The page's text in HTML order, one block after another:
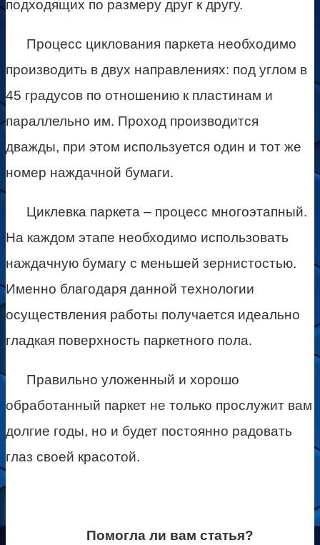
подходящих по размеру друг к другу.
Процесс циклования паркета необходимо
производить в двух направлениях: под углом в
45 градусов по отношению к пластинам и
параллельно им. Проход производится
дважды, при этом используется один и тот же
номер наждачной бумаги.
Циклевка паркета – процесс многоэтапный.
На каждом этапе необходимо использовать
наждачную бумагу с меньшей зернистостью.
Именно благодаря данной технологии
осуществления работы получается идеально
гладкая поверхность паркетного пола.
Правильно уложенный и хорошо
обработанный паркет не только прослужит вам
долгие годы, но и будет постоянно радовать
глаз своей красотой.
Помогла ли вам статья?